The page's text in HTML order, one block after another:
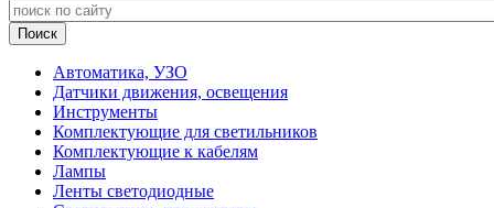
Автоматика, УЗО
Датчики движения, освещения
Инструменты
Комплектующие для светильников
Комплектующие к кабелям
Лампы
Ленты светодиодные